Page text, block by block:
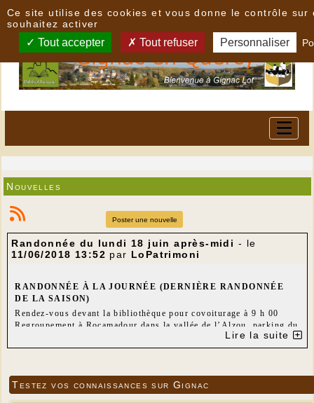
Nouvelles
Poster une nouvelle
Randonnée du lundi 18 juin après-midi - le
11/06/2018 13:52 par LoPatrimoni
RANDONNÉE À LA JOURNÉE (DERNIÈRE RANDONNÉE
DE LA SAISON)
Rendez-vous devant la bibliothèque pour covoiturage à 9 h 00
Regroupement à Rocamadour dans la vallée de l’Alzou, parking du
Parcours : Rocamadour – Gouffre de Cabouy – Moulin de Caoulet
l’Hospitalet
Quartier libre pour la visite de Rocamadour
Lire la suite
Testez vos connaissances sur Gignac
Ce site utilise des cookies et vous donne le contrôle sur
souhaitez activer
Tout accepter Tout refuser Personnaliser